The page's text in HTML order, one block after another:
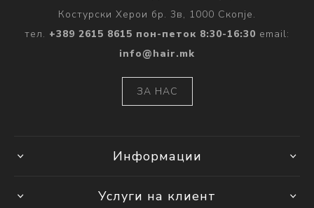
Костурски Херои бр. 3в, 1000 Скопје.
тел. +389 2615 8615 пон-петок 8:30-16:30 email:
info@hair.mk
ЗА НАС
Информации
Услуги на клиент